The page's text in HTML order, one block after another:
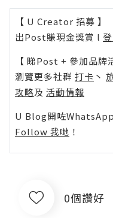
【 U Creator 招募 】
出Post賺現金獎賞 l
【 睇Post + 參加品牌
瀏覽更多社群 打卡 丶
攻略及 活動情報
U Blog開咗
Follow 我哋 ！
0個讚好